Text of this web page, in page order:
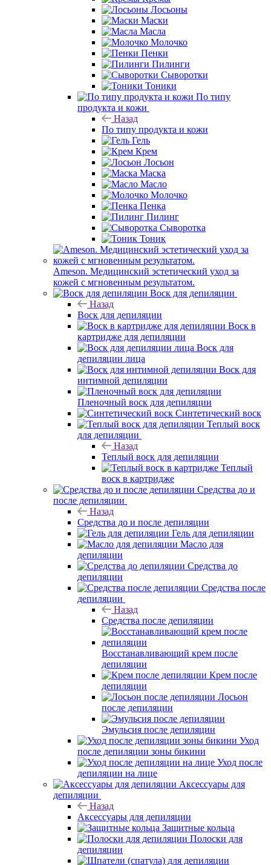
Лосьоны
Маски
Масла
Молочко
Пенки
Пилинги
Сыворотки
Тоники
По типу
продукта и кожи
Назад
По типу продукта и кожи
Гель
Крем
Лосьон
Маска
Масло
Молочко
Пенка
Пилинг
Сыворотка
Тоник
Ameson. Медицинский эстетический уход за
кожей с мгновенным результатом.
Воск для депиляции
Назад
Воск для депиляции
Воск в
картридже для депиляции
Воск для
депиляции лица
Воск для
интимной депиляции
Пленочный воск для депиляции
Синтетический воск
Теплый воск
для депиляции
Назад
Теплый воск для депиляции
Теплый
воск в картридже
Средства до и
после депиляции
Назад
Средства до и после депиляции
Гель для депиляции
Масло для
депиляции
Средства до
депиляции
Средства после
депиляции
Назад
Средства после депиляции
Восстанавливающий крем после
депиляции
Крем после
депиляции
Лосьон
после депиляции
Эмульсия после депиляции
Уход
после депиляции зоны бикини
Уход после
депиляции на лице
Аксессуары для
депиляции
Назад
Аксессуары для депиляции
Защитные кольца
Полоски для
депиляции